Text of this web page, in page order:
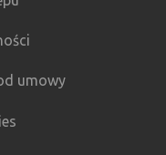
umowy